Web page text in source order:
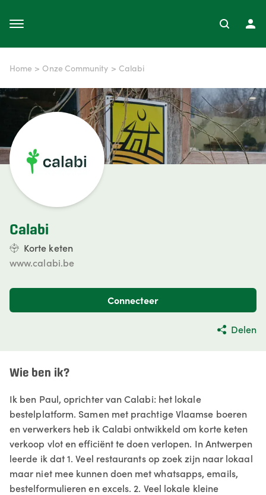
Home > Onze Community > Calabi
Calabi
Korte keten
www.calabi.be
Connecteer
Delen
Wie ben ik?
Ik ben Paul, oprichter van Calabi: het lokale
bestelplatform. Samen met prachtige Vlaamse boeren
en verwerkers heb ik Calabi ontwikkeld om korte keten
verkoop vlot en efficiënt te doen verlopen. In Antwerpen
leerde ik dat 1. Veel restaurants op zoek zijn naar lokaal
maar niet mee kunnen doen met whatsapps, emails,
bestelformulieren en excels. 2. Veel lokale kleine